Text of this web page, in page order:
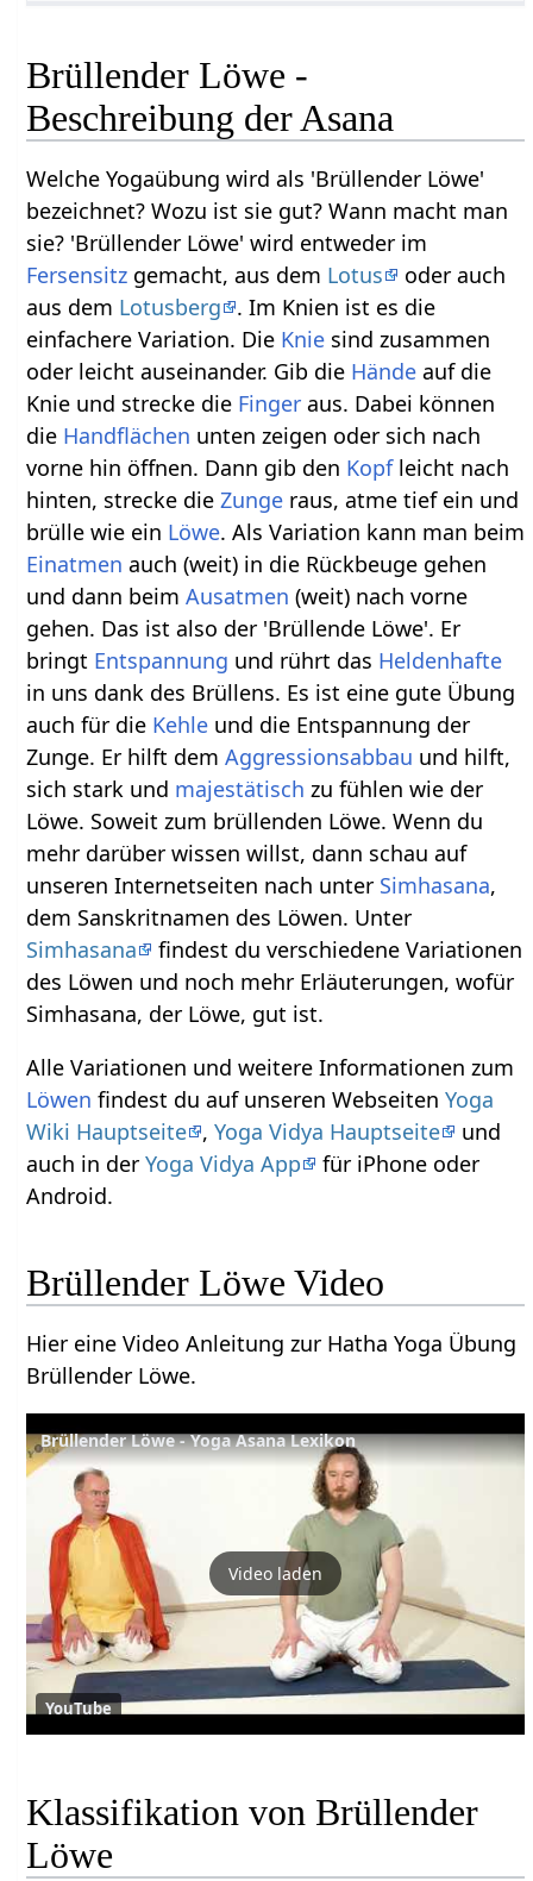
Brüllender Löwe -
Beschreibung der Asana
Welche Yogaübung wird als 'Brüllender Löwe'
bezeichnet? Wozu ist sie gut? Wann macht man
sie? 'Brüllender Löwe' wird entweder im
Fersensitz gemacht, aus dem Lotus
oder auch
aus dem Lotusberg
. Im Knien ist es die
einfachere Variation. Die Knie sind zusammen
oder leicht auseinander. Gib die Hände auf die
Knie und strecke die Finger aus. Dabei können
die Handflächen unten zeigen oder sich nach
vorne hin öffnen. Dann gib den Kopfleicht nach
hinten, strecke dieZunge raus, atme tief ein und
brülle wie ein Löwe. Als Variation kann man beim
Einatmen auch (weit) in die Rückbeuge gehen
und dann beimAusatmen (weit) nach vorne
gehen. Das ist also der 'Brüllende Löwe'. Er
bringt Entspannung und rührt das Heldenhafte
in uns dank des Brüllens. Es ist eine gute Übung
auch für die Kehle und die Entspannung der
Zunge. Er hilft demAggressionsabbau und hilft,
sich stark und majestätisch zu fühlen wie der
Löwe. Soweit zum brüllenden Löwe. Wenn du
mehr darüber wissen willst, dann schau auf
unseren Internetseiten nach unter Simhasana,
dem Sanskritnamen des Löwen. Unter
Simhasana
findest du verschiedene Variationen
des Löwen und noch mehr Erläuterungen, wofür
Simhasana, der Löwe, gut ist.
Alle Variationen und weitere Informationen zum
Löwen findest du auf unseren WebseitenYoga
Wiki Hauptseite ,Yoga Vidya Hauptseite
und
auch in derYoga Vidya App
für iPhone oder
Android.
Brüllender Löwe Video
Hier eine Video Anleitung zur Hatha Yoga Übung
Brüllender Löwe.
Brüllender Löwe - Yoga Asana Lexikon
Video laden
YouTube
Klassifikation von Brüllender
Löwe